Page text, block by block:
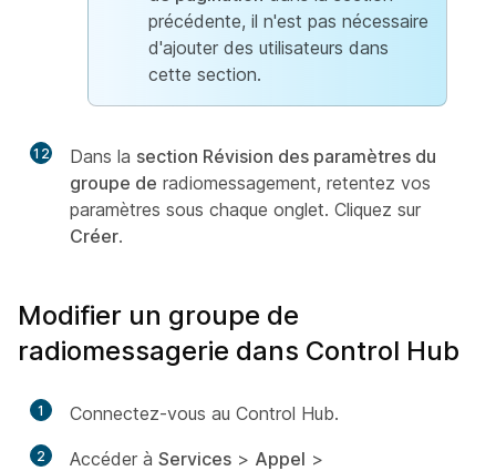
précédente, il n'est pas nécessaire
d'ajouter des utilisateurs dans
cette section.
12 Dans la section Révision des paramètres du
groupe de radiomessagement, retentez vos
paramètres sous chaque onglet. Cliquez sur
Créer.
Modifier un groupe de
radiomessagerie dans Control Hub
1 Connectez-vous au Control Hub.
2 Accéder à Services > Appel >